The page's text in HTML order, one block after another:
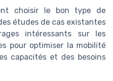
choisir le bon type de
études de cas existantes
intéressants sur les
pour optimiser la mobilité
capacités et des besoins